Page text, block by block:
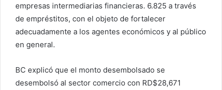
empresas intermediarias financieras. 6.825 a través
de empréstitos, con el objeto de fortalecer
adecuadamente a los agentes económicos y al público
en general.
BC explicó que el monto desembolsado se
desembolsó al sector comercio con RD$28,671